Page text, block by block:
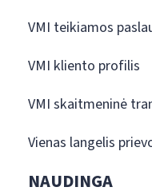
VMI teikiamos
VMI kliento profilis
VMI skaitmeninė
Vienas langelis
NAUDINGA